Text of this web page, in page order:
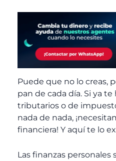
Puede que no lo creas,
pan de cada día. Si ya
tributarios o de
nada de nada,
financiera! Y aquí te lo
Las finanzas personales